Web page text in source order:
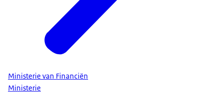
Ministerie van Financiën
Ministerie